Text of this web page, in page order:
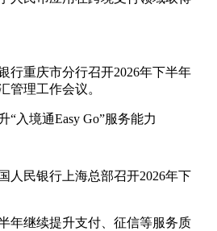
行重庆市分行召开2026年下半年
管理工作会议。
“入境通Easy Go”服务能力
人民银行上海总部召开2026年下
年继续提升支付、征信等服务质